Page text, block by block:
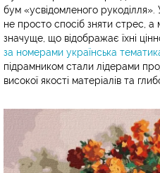
бум «усвідомленого
не просто спосіб зняти стрес,
значуще, що відображає їхні
за номерами українська
підрамником стали лідерами
високої якості матеріалів та